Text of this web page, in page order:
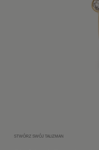
STWÓRZ SWÓJ TALIZMAN